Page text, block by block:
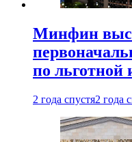
Минфин
по льготной
2 года спустя2 года